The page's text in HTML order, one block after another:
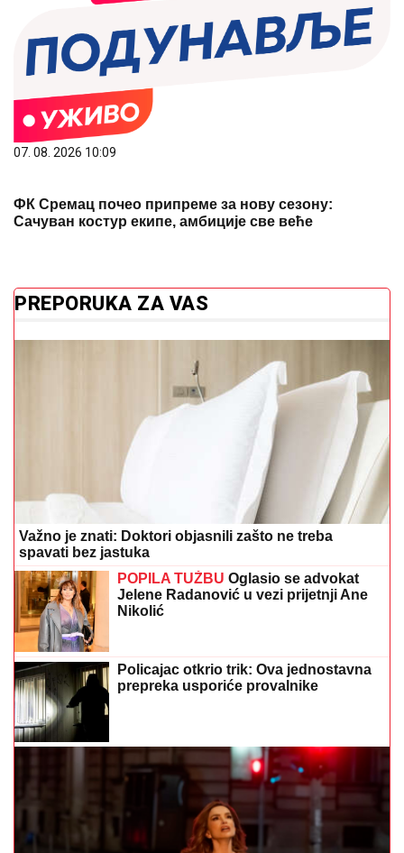
07. 08. 2026 10:09
ФК Сремац почео припреме за нову сезону:
Сачуван костур екипе, амбиције све веће
PREPORUKA ZA VAS
Važno je znati: Doktori objasnili zašto ne treba
spavati bez jastuka
POPILA TUŽBU Oglasio se advokat
Jelene Radanović u vezi prijetnji Ane
Nikolić
Policajac otkrio trik: Ova jednostavna
prepreka usporiće provalnike